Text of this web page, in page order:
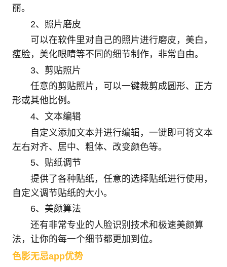
丽。
2、照片磨皮
可以在软件里对自己的照片进行磨皮，美白，
瘦脸，美化眼睛等不同的细节制作，非常自由。
3、剪贴照片
任意的剪贴照片，可以一键裁剪成圆形、正方
形或其他比例。
4、文本编辑
自定义添加文本并进行编辑，一键即可将文本
左右对齐、居中、粗体、改变颜色等。
5、贴纸调节
提供了各种贴纸，任意的选择贴纸进行使用，
自定义调节贴纸的大小。
6、美颜算法
还有非常专业的人脸识别技术和极速美颜算
法，让你的每一个细节都更加到位。
色影无忌app优势